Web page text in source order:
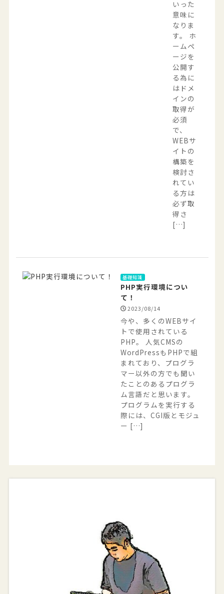
いった
意味に
なりま
す。 ホ
ームペ
ージを
公開す
る為に
はドメ
インの
取得が
必須
で、
WEBサ
イトの
構築を
検討さ
れてい
る方は
必ず取
得さ
[…]
基礎知識
PHP実行環境につい
て！
2023/08/14
今や、多くのWEBサイ
トで使用されている
PHP。 人気CMSの
WordPressもPHPで組
まれており、プログラ
マー以外の方でも聞い
たことのあるプログラ
ム言語だと思います。
プログラムを実行する
際には、CGI版とモジュ
ー […]